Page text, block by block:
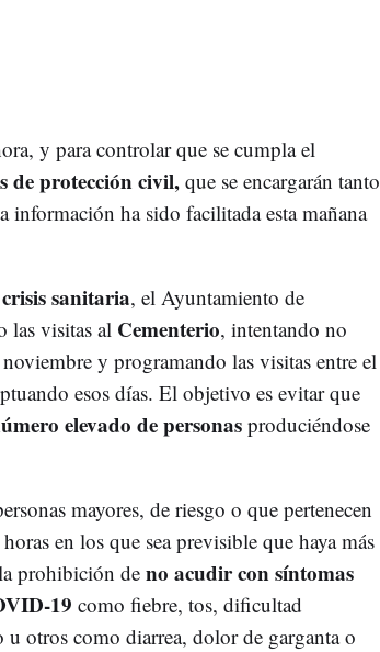
y para controlar que se cumpla el
de protección civil,que se encargarán tanto
información ha sido facilitada esta mañana
crisis sanitaria, el Ayuntamiento de
las visitas al Cementerio, intentando no
y programando las visitas entre el
esos días. El objetivo es evitar que
elevado de personasproduciéndose
mayores, de riesgo o que pertenecen
en los que sea previsible que haya más
prohibición de no acudir con síntomas
19 como fiebre, tos, dificultad
otros como diarrea, dolor de garganta o